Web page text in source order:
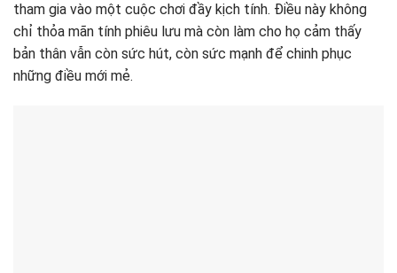
tham gia vào một cuộc chơi đầy kịch tính. Điều này không
chỉ thỏa mãn tính phiêu lưu mà còn làm cho họ cảm thấy
bản thân vẫn còn sức hút, còn sức mạnh để chinh phục
những điều mới mẻ.